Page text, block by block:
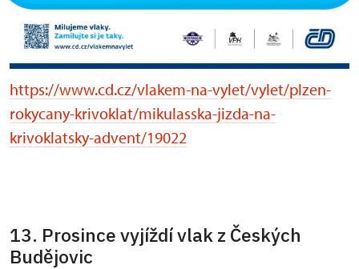
https://www.cd.cz/vlakem-na-vylet/vylet/plzen-
rokycany-krivoklat/mikulasska-jizda-na-
krivoklatsky-advent/19022
13. Prosince vyjíždí vlak z Českých
Budějovic